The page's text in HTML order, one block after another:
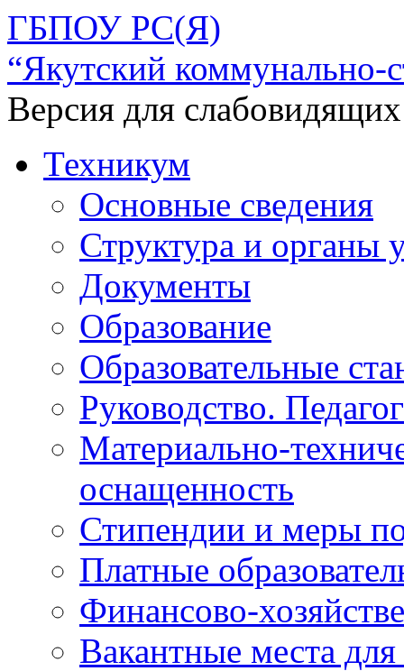
ГБПОУ РС(Я)
“Якутский коммунально-
Версия для слабовидящих
Техникум
Основные сведения
Структура и органы
Документы
Образование
Образовательные
Руководство.
Материально-
оснащенность
Стипендии и меры
Платные
Финансово-
Вакантные места